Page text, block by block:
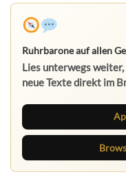
Ruhrbarone auf allen
Lies unterwegs
neue Texte direkt im